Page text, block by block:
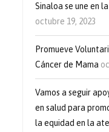
Sinaloa se une en
octubre 19, 2023
Promueve
Cáncer de Mama
Vamos a seguir
en salud para
la equidad en la